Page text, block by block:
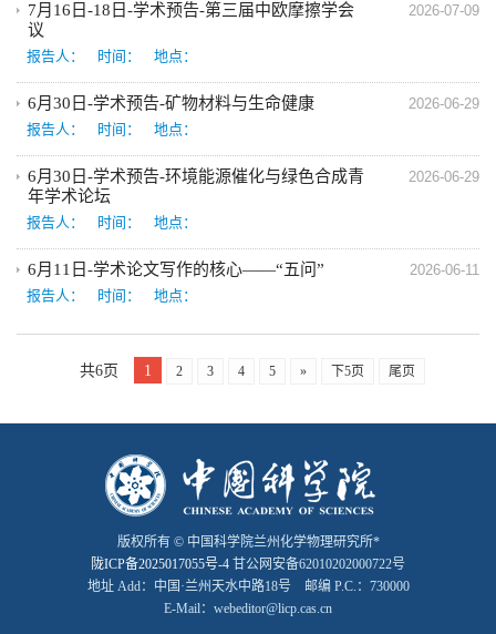
2026-07-09
7月16日-18日-学术预告-第三届中欧摩擦学会
议
报告人： 时间： 地点：
2026-06-29
6月30日-学术预告-矿物材料与生命健康
报告人： 时间： 地点：
2026-06-29
6月30日-学术预告-环境能源催化与绿色合成青
年学术论坛
报告人： 时间： 地点：
2026-06-11
6月11日-学术论文写作的核心——“五问”
报告人： 时间： 地点：
共6页 1 2 3 4 5 » 下5页 尾页
版权所有 © 中国科学院兰州化学物理研究所*
陇ICP备2025017055号-4 甘公网安备62010202000722号
地址 Add：中国·兰州天水中路18号 邮编 P.C.：730000
E-Mail：webeditor@licp.cas.cn